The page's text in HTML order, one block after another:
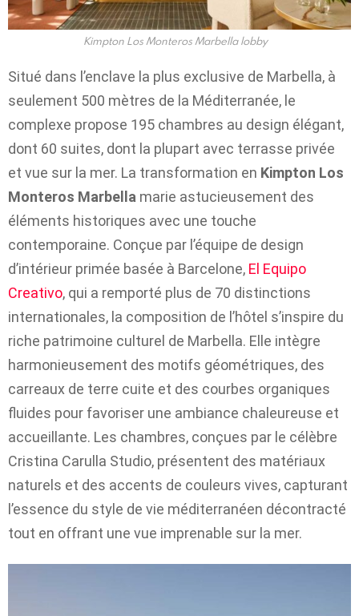
Kimpton Los Monteros Marbella lobby
Situé dans l’enclave la plus exclusive de Marbella, à
seulement 500 mètres de la Méditerranée, le
complexe propose 195 chambres au design élégant,
dont 60 suites, dont la plupart avec terrasse privée
et vue sur la mer. La transformation en Kimpton Los
Monteros Marbella marie astucieusement des
éléments historiques avec une touche
contemporaine. Conçue par l’équipe de design
d’intérieur primée basée à Barcelone, El Equipo
Creativo, qui a remporté plus de 70 distinctions
internationales, la composition de l’hôtel s’inspire du
riche patrimoine culturel de Marbella. Elle intègre
harmonieusement des motifs géométriques, des
carreaux de terre cuite et des courbes organiques
fluides pour favoriser une ambiance chaleureuse et
accueillante. Les chambres, conçues par le célèbre
Cristina Carulla Studio, présentent des matériaux
naturels et des accents de couleurs vives, capturant
l’essence du style de vie méditerranéen décontracté
tout en offrant une vue imprenable sur la mer.